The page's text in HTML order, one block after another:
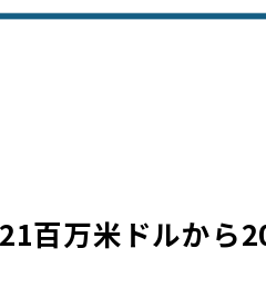
百万米ドルから